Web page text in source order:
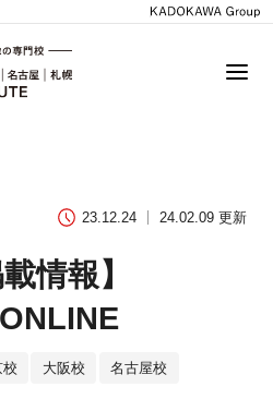
23.12.24 24.02.09 更新
情報】
校 大阪校 名古屋校